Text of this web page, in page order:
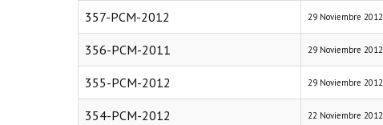
357-PCM-2012 29 Noviembre 2012
356-PCM-2011 29 Noviembre 2012
355-PCM-2012 29 Noviembre 2012
354-PCM-2012 22 Noviembre 2012